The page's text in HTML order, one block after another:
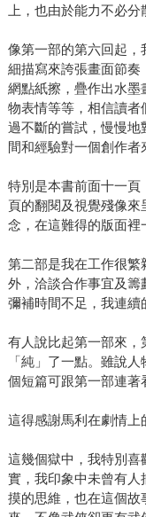
上，也由於能力不必
像第一部的第六回起
細描寫來誇張畫面節奏
網點紙擦，疊作出水墨
物表情等等，相信讀者
過不斷的嘗試，慢慢
間和經驗對一個創作者
特別是本書前面十一
頁的翻閱及視覺殘像
念，在這難得的版面裡
第二部是我在工作很繁
外，洽談合作事宜及籌
彌補時間不足，我連續
有人說比起第一部來
「純」了一點。雖說
個短篇可跟第一部連著
這得感謝馬利在劇情上
這幾個獄中，我特別
實，我印象中未曾有人
摸的思維，也在這個故